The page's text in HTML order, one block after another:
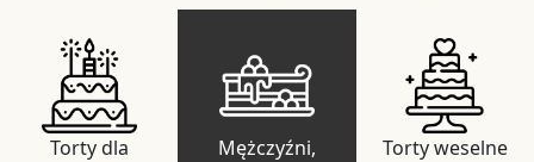
Torty dla
Mężczyźni,
Torty weselne